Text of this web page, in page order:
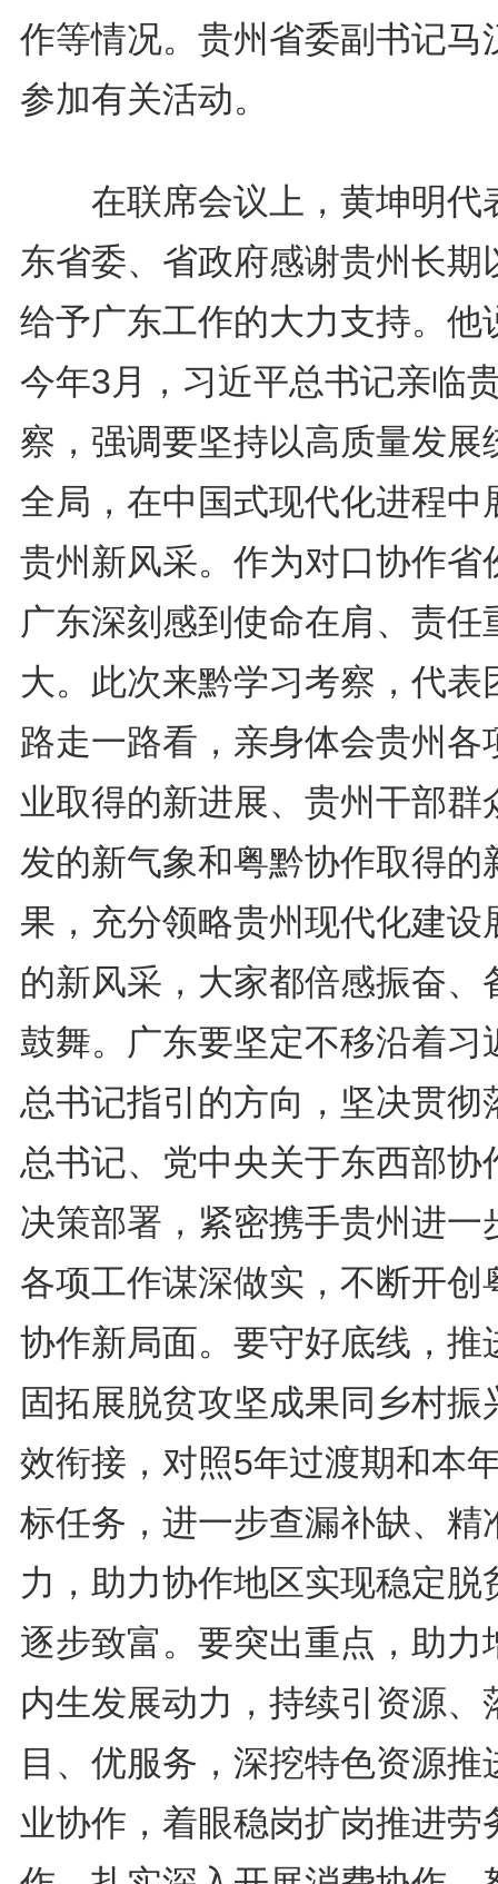
作等情况。贵州省委副书记马
参加有关活动。
在联席会议上，黄坤明代
东省委、省政府感谢贵州长期
给予广东工作的大力支持。他
今年3月，习近平总书记亲临
察，强调要坚持以高质量发展
全局，在中国式现代化进程中
贵州新风采。作为对口协作省
广东深刻感到使命在肩、责任
大。此次来黔学习考察，代表
路走一路看，亲身体会贵州各
业取得的新进展、贵州干部群
发的新气象和粤黔协作取得的
果，充分领略贵州现代化建设
的新风采，大家都倍感振奋、
鼓舞。广东要坚定不移沿着习
总书记指引的方向，坚决贯彻
总书记、党中央关于东西部协
决策部署，紧密携手贵州进一
各项工作谋深做实，不断开创
协作新局面。要守好底线，推
固拓展脱贫攻坚成果同乡村振
效衔接，对照5年过渡期和本
标任务，进一步查漏补缺、精
力，助力协作地区实现稳定脱
逐步致富。要突出重点，助力
内生发展动力，持续引资源、
目、优服务，深挖特色资源推
业协作，着眼稳岗扩岗推进劳